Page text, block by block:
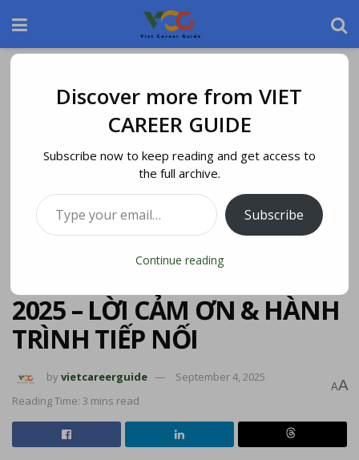
2025 – LỜI CẢM ƠN & HÀNH
TRÌNH TIẾP NỐI
by vietcareerguide
September 4, 2025
Reading Time: 3 mins read
AA
Discover more from VIET
CAREER GUIDE
Subscribe now to keep reading and get access to
the full archive.
Subscribe
Continue reading